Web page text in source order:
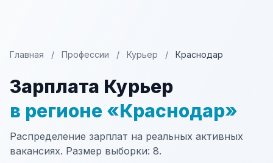
Главная / Профессии / Курьер / Краснодар
Зарплата Курьер
в регионе «Краснодар»
Распределение зарплат на реальных активных
вакансиях. Размер выборки: 8.